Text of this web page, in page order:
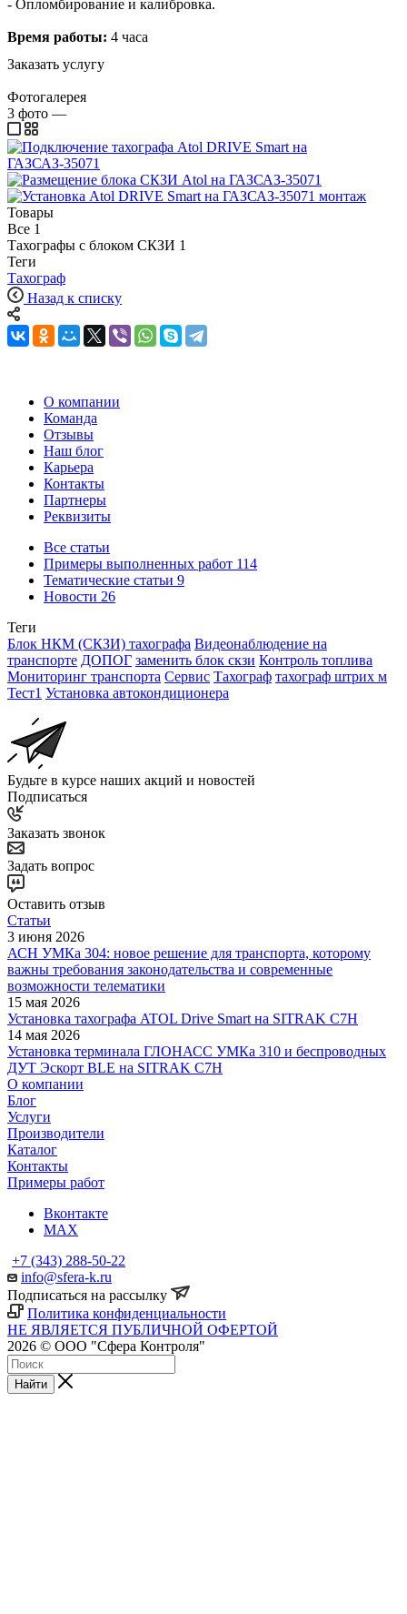
- Опломбирование и калибровка.
Время работы: 4 часа
Заказать услугу
Фотогалерея
3 фото —
Товары
Все 1
Тахографы с блоком СКЗИ 1
Теги
Тахограф
Назад к списку
О компании
Команда
Отзывы
Наш блог
Карьера
Контакты
Партнеры
Реквизиты
Все статьи
Примеры выполненных работ 114
Тематические статьи 9
Новости 26
Теги
Блок НКМ (СКЗИ) тахографа Видеонаблюдение на
транспорте ДОПОГ заменить блок скзи Контроль топлива
Мониторинг транспорта Сервис Тахограф тахограф штрих м
Тест1 Установка автокондиционера
Будьте в курсе наших акций и новостей
Подписаться
Заказать звонок
Задать вопрос
Оставить отзыв
Статьи
3 июня 2026
АСН УМКа 304: новое решение для транспорта, которому
важны требования законодательства и современные
возможности телематики
15 мая 2026
Установка тахографа ATOL Drive Smart на SITRAK C7H
14 мая 2026
Установка терминала ГЛОНАСС УМКа 310 и беспроводных
ДУТ Эскорт BLE на SITRAK C7H
О компании
Блог
Услуги
Производители
Каталог
Контакты
Примеры работ
Вконтакте
MAX
+7 (343) 288-50-22
info@sfera-k.ru
Подписаться на рассылку
Политика конфиденциальности
НЕ ЯВЛЯЕТСЯ ПУБЛИЧНОЙ ОФЕРТОЙ
2026 © ООО "Сфера Контроля"
Найти